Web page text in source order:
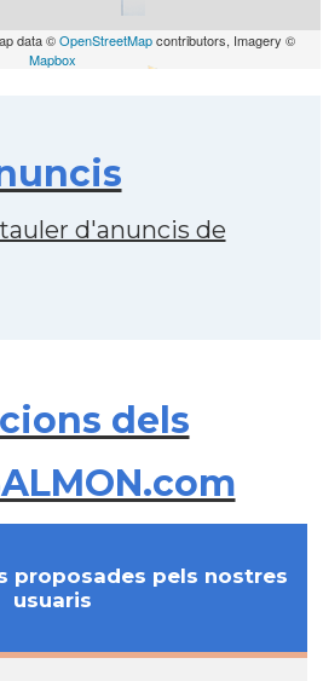
data ©OpenStreetMapcontributors, Imagery ©
Mapbox
d'anuncis de
dels
proposades pels nostres
usuaris